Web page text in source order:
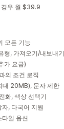
우 월 $39.9
모든 기능
형, 가져오기/내보내기
가 요금)
의 조건 로직
대 20MB), 문자 제한
화, 색상 선택기
, 다국어 지원
일 옵션